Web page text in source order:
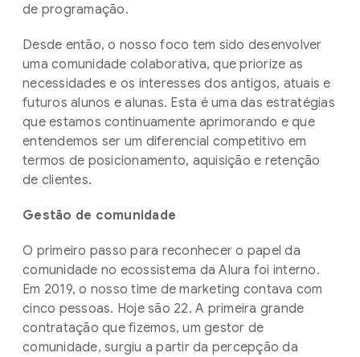
de programação.
Desde então, o nosso foco tem sido desenvolver
uma comunidade colaborativa, que priorize as
necessidades e os interesses dos antigos, atuais e
futuros alunos e alunas. Esta é uma das estratégias
que estamos continuamente aprimorando e que
entendemos ser um diferencial competitivo em
termos de posicionamento, aquisição e retenção
de clientes.
Gestão de comunidade
O primeiro passo para reconhecer o papel da
comunidade no ecossistema da Alura foi interno.
Em 2019, o nosso time de marketing contava com
cinco pessoas. Hoje são 22. A primeira grande
contratação que fizemos, um gestor de
comunidade, surgiu a partir da percepção da